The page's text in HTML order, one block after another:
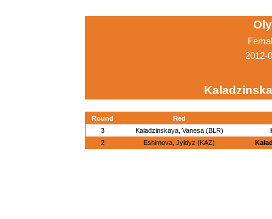
2012-
Round
Red
3
Kaladzinskaya, Vanesa (BLR)
2
Eshimova, Jyldyz (KAZ)